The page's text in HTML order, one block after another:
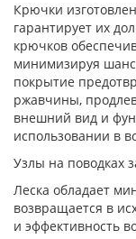
Крючки
гарантирует их
крючков
минимизируя
покрытие
ржавчины,
внешний вид и
использовании в
Узлы на поводках
Леска обладает
возвращается в
и эффективность